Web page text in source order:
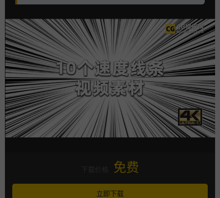
免费
立即下载